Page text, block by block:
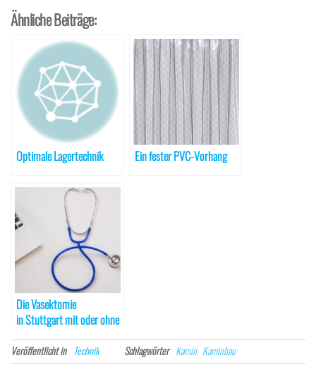
Ähnliche Beiträge:
Optimale Lagertechnik Ein fester PVC-Vorhang
Die Vasektomie
in Stuttgart mit oder ohne
Skalpell möglich
Veröffentlicht in Technik Schlagwörter Kamin Kaminbau